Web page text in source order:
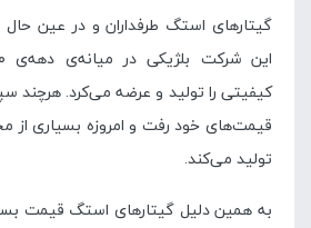
گیتارهای استگ طرفداران و در عین حال
کیفیتی را تولید و عرضه می‌کرد. هرچند
قیمت‌های خود رفت و امروزه بسیاری از
تولید می‌کند.
به همین دلیل گیتارهای استگ قیمت